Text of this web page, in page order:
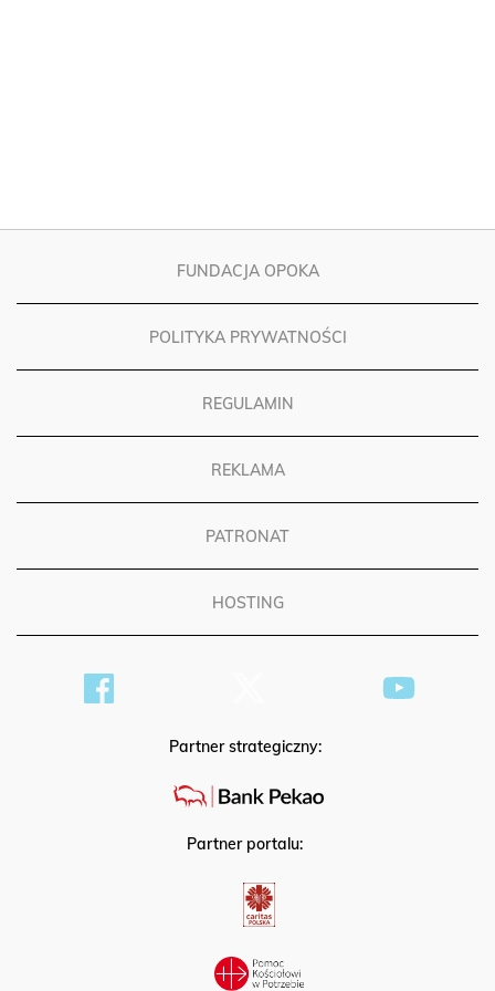
FUNDACJA OPOKA
POLITYKA PRYWATNOŚCI
REGULAMIN
REKLAMA
PATRONAT
HOSTING
Partner strategiczny:
Partner portalu: